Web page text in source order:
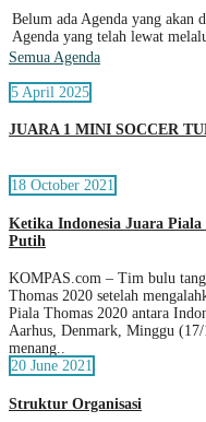
Belum ada Agenda yang akan
Agenda yang telah lewat
Semua Agenda
5 April 2025
JUARA 1 MINI SOCCER
18 October 2021
Ketika Indonesia Juara Piala
Putih
KOMPAS.com – Tim bulu
Thomas 2020 setelah
Piala Thomas 2020 antara
Aarhus, Denmark, Minggu
menang..
20 June 2021
Struktur Organisasi